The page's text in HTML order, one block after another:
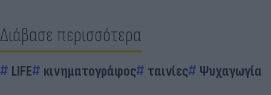
Διάβασε περισσότερα
LIFE κινηματογράφος ταινίες Ψυχαγωγία